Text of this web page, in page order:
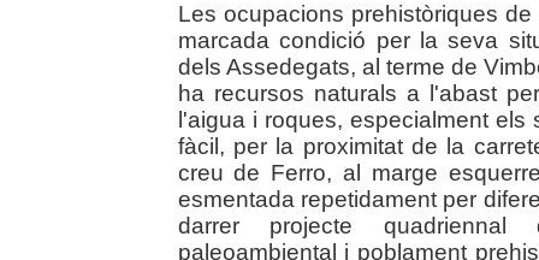
Les ocupacions prehistòriques
marcada condició per la seva
dels Assedegats, al terme de
ha recursos naturals a l'abast
l'aigua i roques, especialment
fàcil, per la proximitat de la
creu de Ferro, al marge
esmentada repetidament per
darrer projecte quadriennal
paleoambiental i poblament